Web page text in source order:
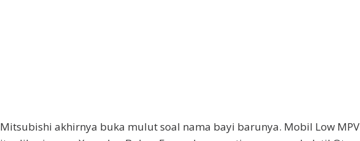
Mitsubishi akhirnya buka mulut soal nama bayi barunya. Mobil Low MPV